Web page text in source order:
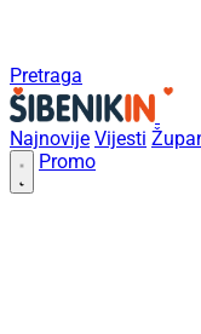
Pretraga
Najnovije Vijesti
Promo